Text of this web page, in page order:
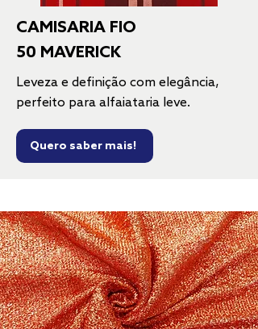
CAMISARIA FIO
50 MAVERICK
Leveza e definição com elegância,
perfeito para alfaiataria leve.
Quero saber mais!